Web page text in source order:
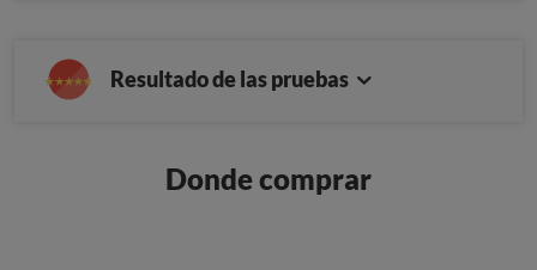
Resultado de las pruebas
Donde comprar